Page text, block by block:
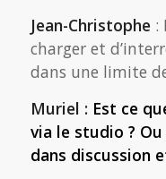
Jean-Christophe :
charger et
dans une limite
Muriel : Est ce
via le studio ?
dans discussion